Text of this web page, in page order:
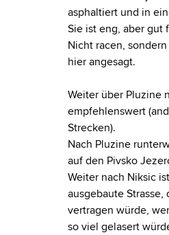
asphaltiert und in
Sie ist eng, aber gut
Nicht racen,
hier angesagt.
Weiter über Pluzine
empfehlenswert
Strecken).
Nach Pluzine
auf den Pivsko
Weiter nach Niksic
ausgebaute
vertragen würde,
so viel gelasert